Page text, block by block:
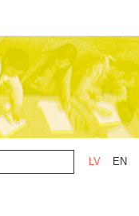
LV EN